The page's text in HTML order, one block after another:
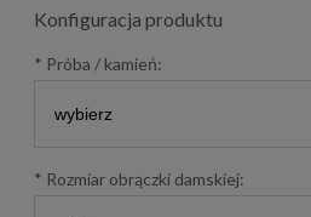
Konfiguracja produktu
* Próba / kamień:
* Rozmiar obrączki damskiej: